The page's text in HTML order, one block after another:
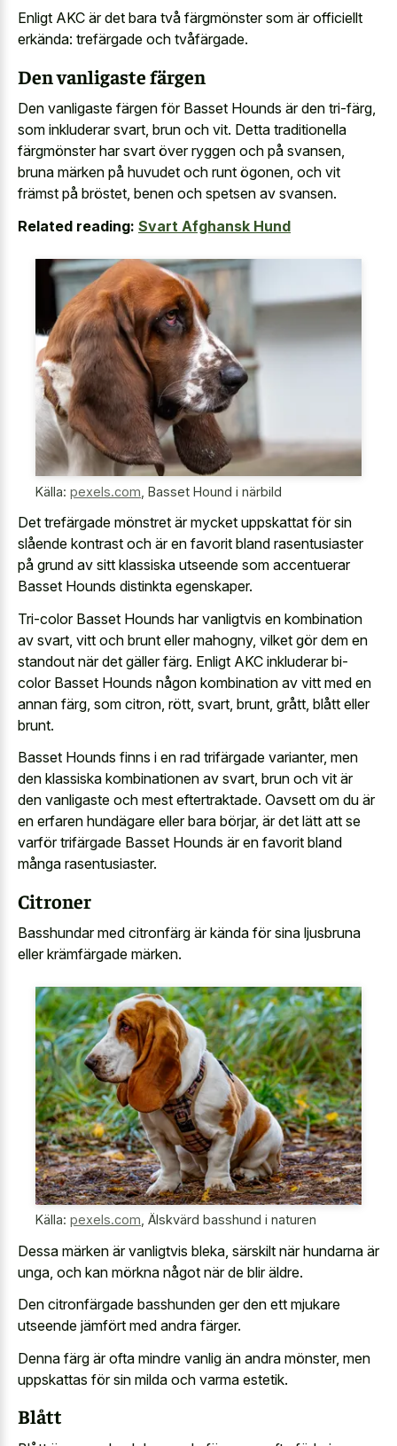
Enligt AKC är det bara två färgmönster som är officiellt
erkända: trefärgade och tvåfärgade.
Den vanligaste färgen
Den vanligaste färgen för Basset Hounds är den tri-färg,
som inkluderar svart, brun och vit. Detta traditionella
färgmönster har svart över ryggen och på svansen,
bruna märken på huvudet och runt ögonen, och vit
främst på bröstet, benen och spetsen av svansen.
Related reading: Svart Afghansk Hund
Källa: pexels.com Basset Hound i närbild
Det trefärgade mönstret är mycket uppskattat för sin
slående kontrast och är en favorit bland rasentusiaster
på grund av sitt klassiska utseende som accentuerar
Basset Hounds distinkta egenskaper.
Tri-color Basset Hounds har vanligtvis en kombination
av svart, vitt och brunt eller mahogny, vilket gör dem en
standout när det gäller färg. Enligt AKC inkluderar bi-
color Basset Hounds någon kombination av vitt med en
annan färg, som citron, rött, svart, brunt, grått, blått eller
brunt.
Basset Hounds finns i en rad trifärgade varianter, men
den klassiska kombinationen av svart, brun och vit är
den vanligaste och mest eftertraktade. Oavsett om du är
en erfaren hundägare eller bara börjar, är det lätt att se
varför trifärgade Basset Hounds är en favorit bland
många rasentusiaster.
Citroner
Basshundar med citronfärg är kända för sina ljusbruna
eller krämfärgade märken.
Källa: pexels.com, Älskvärd basshund i naturen
Dessa märken är vanligtvis bleka, särskilt när hundarna är
unga, och kan mörkna något när de blir äldre.
Den citronfärgade basshunden ger den ett mjukare
utseende jämfört med andra färger.
Denna färg är ofta mindre vanlig än andra mönster, men
uppskattas för sin milda och varma estetik.
Blått